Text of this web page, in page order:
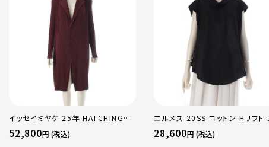
イッセイミヤケ 25年 HATCHING
PLEATS プリーツ ロング ジャケット
アウター コート IM53FA132 ダーク
52,800円 (税込)
エルメス 20SS コットン Hリフト
ースリーブ ブラウス トップス ブラ
ク 36
28,600円 (税込)